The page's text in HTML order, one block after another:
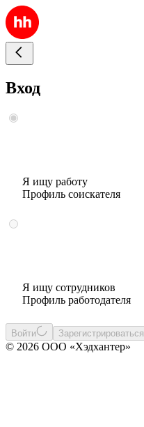
Вход
Я ищу работу
Профиль соискателя
Я ищу сотрудников
Профиль работодателя
Войти Зарегистрироваться
© 2026 ООО «Хэдхантер»